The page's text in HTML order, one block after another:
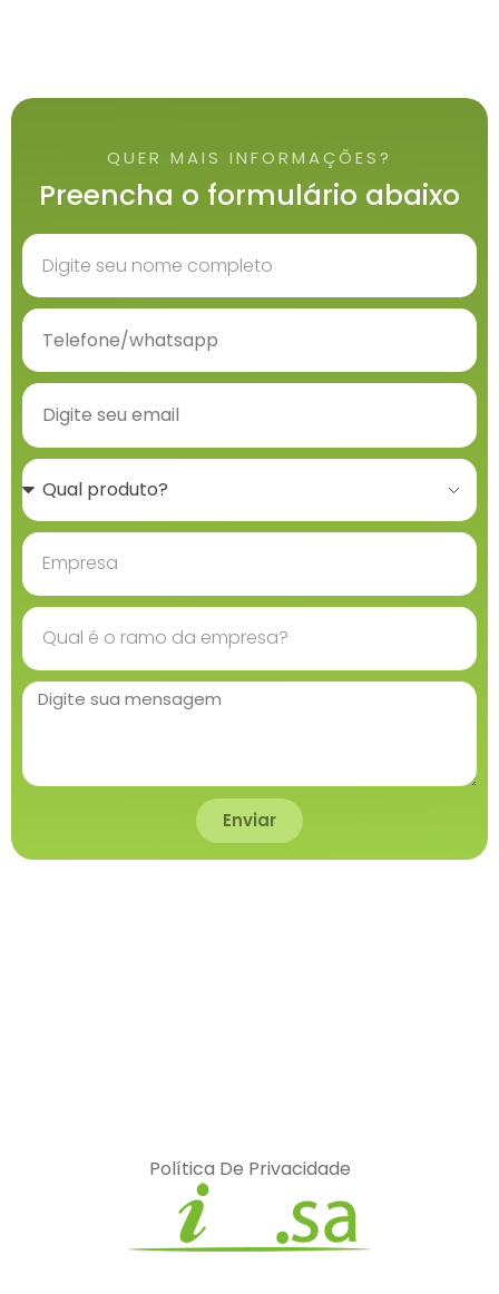
QUER MAIS INFORMAÇÕES?
Preencha o formulário abaixo
Enviar
Política De Privacidade